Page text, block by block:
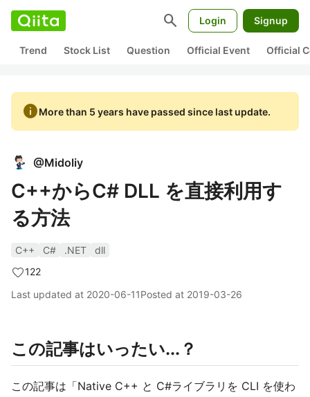
search Login Signup
Trend Stock List Question Official Event Official
infoMore than 5 years have passed since last update.
@Midoliy
C++からC# DLL を直接利用す
る方法
C++ C# .NET
dll
122
Last updated at 2020-06-11Posted at 2019-03-26
この記事はいったい...？
この記事は「Native C++ と C#ライブラリを CLI を使わ